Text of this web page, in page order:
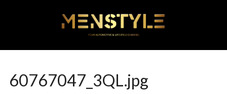
60767047_3QL.jpg